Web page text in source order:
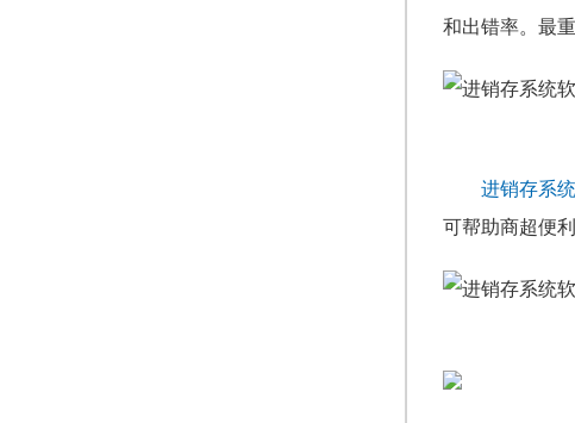
和出错率。最
进销存系
可帮助商超便